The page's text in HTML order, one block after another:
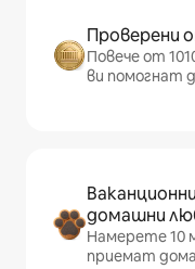
Проверени
Повече от
ви помогнат
домашни
Намерете 10
приемат